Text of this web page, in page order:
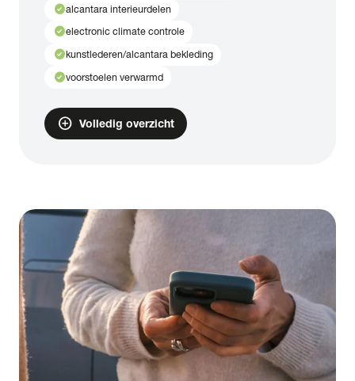
check_circlealcantara interieurdelen
check_circleelectronic climate controle
check_circlekunstlederen/alcantara bekleding
check_circlevoorstoelen verwarmd
add_circle Volledig overzicht